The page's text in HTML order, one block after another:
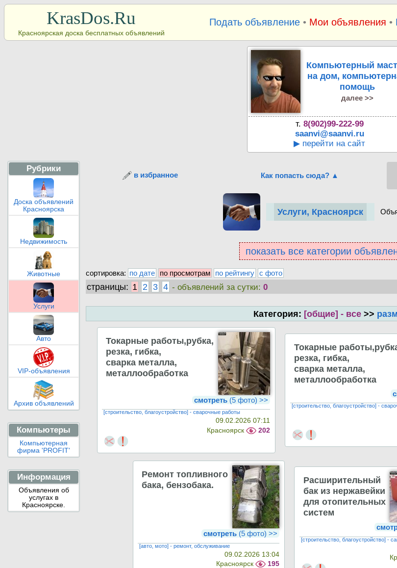
KrasDos.Ru
Красноярская доска бесплатных объявлений
Подать объявление• Мои объявления •
Компьютерный
на дом,
помощь
далее >>
т. 8(902)99-222-99
saanvi@saanvi.ru
▶ перейти на сайт
Рубрики
Доска объявлений
Красноярска
Недвижимость
Животные
Услуги
Авто
VIP-объявления
Архив объявлений
Компьютеры
Компьютерная
фирма 'PROFIT'
Информация
Объявления об
услугах в
Красноярске.
в избранное
Как попасть сюда? ▲
Услуги, Красноярск
показать все категории
сортировка: по дате по просмотрам по рейтингу с фото
страницы: 1 2 3 4 - объявлений за сутки: 0
Категория: [общие] - все >>
Токарные работы,рубка,
резка, гибка,
сварка металла,
металлообработка
смотреть (5 фото) >>
[строительство, благоустройство] - сварочные работы
09.02.2026 07:11
Красноярск
202
Токарные
резка, гибка,
сварка металла,
металлообработка
[строительство, благоустройство] -
Ремонт топливного
бака, бензобака.
смотреть (5 фото) >>
[авто, мото] - ремонт, обслуживание
09.02.2026 13:04
Красноярск
195
Расширительный
бак из нержавейки
для отопительных
систем
[строительство, благоустройство] -